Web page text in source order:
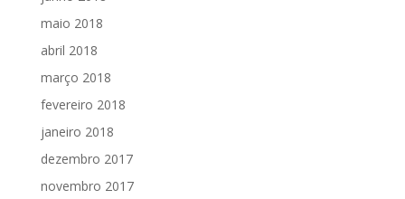
maio 2018
abril 2018
março 2018
fevereiro 2018
janeiro 2018
dezembro 2017
novembro 2017